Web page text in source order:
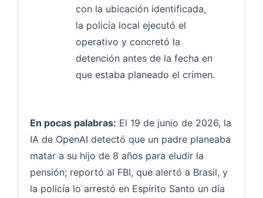
con la ubicación identificada,
la policía local ejecutó el
operativo y concretó la
detención antes de la fecha en
que estaba planeado el crimen.
En pocas palabras: El 19 de junio de 2026, la
IA de OpenAI detectó que un padre planeaba
matar a su hijo de 8 años para eludir la
pensión; reportó al FBI, que alertó a Brasil, y
la policía lo arrestó en Espírito Santo un día